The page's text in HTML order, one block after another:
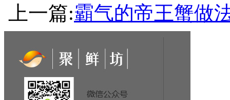
上一篇:霸气的帝王蟹做